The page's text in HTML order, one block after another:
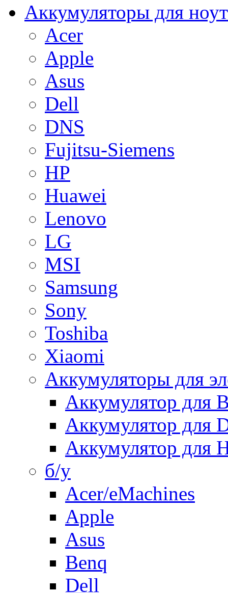
Аккумуляторы для
Acer
Apple
Asus
Dell
DNS
Fujitsu-Siemens
HP
Huawei
Lenovo
LG
MSI
Samsung
Sony
Toshiba
Xiaomi
Аккумуляторы для
Аккумулятор для
Аккумулятор для
Аккумулятор для
б/у
Acer/eMachines
Apple
Asus
Benq
Dell